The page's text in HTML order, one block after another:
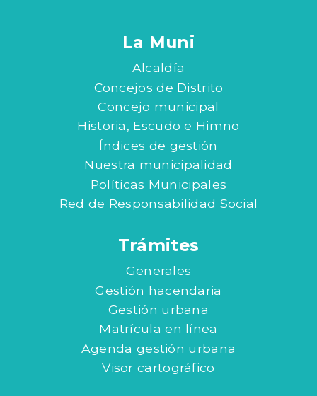
La Muni
Alcaldía
Concejos de Distrito
Concejo municipal
Historia, Escudo e Himno
Índices de gestión
Nuestra municipalidad
Políticas Municipales
Red de Responsabilidad Social
Trámites
Generales
Gestión hacendaria
Gestión urbana
Matrícula en línea
Agenda gestión urbana
Visor cartográfico